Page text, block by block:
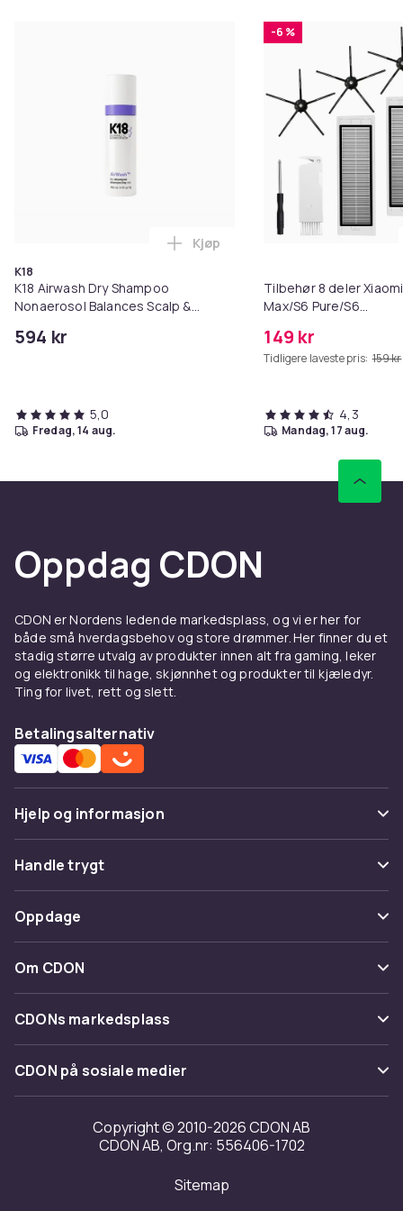
K18
K18 Airwash Dry Shampoo
Nonaerosol Balances Scalp &
594 kr
Legg K18 Airwash Dry
Kjøp
5,0
fredag, 14 aug.
-6 %
Tilbehør 8 deler
Max/S6 Pure/S6
149 kr
Tidligere laveste pris: 159 kr
4,3
mandag, 17 aug.
Oppdag CDON
CDON er Nordens ledende markedsplass, og vi er her for
både små hverdagsbehov og store drømmer. Her finner du et
stadig større utvalg av produkter innen alt fra gaming, leker
og elektronikk til hage, skjønnhet og produkter til kjæledyr.
Ting for livet, rett og slett.
Betalingsalternativ
Hjelp og informasjon
Vanlige spørsmål
Spor pakke
Angre & returner her
Kontakt oss
Handle trygt
Betaling
Levering
Tilbakekallinger
Oppdage
Kategorier
Varemerker
Om CDON
Om oss
Kundeanmeldelser
Jobbe på CDON
Investor relations
Tilgjengelighet
CDONs markedsplass
Merchant Help Center
CDON på sosiale medier
Copyright © 2010-2026 CDON AB
CDON AB, Org.nr: 556406-1702
Sitemap